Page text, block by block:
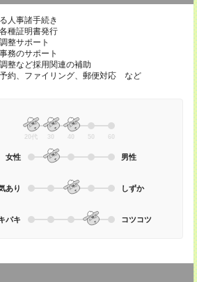
人事諸手続き
種証明書発行
整サポート
務のサポート
整など採用関連の補助
約、ファイリング、郵便対応 など
20代 30 40 50 60
女性 男性
あり しずか
パキ コツコツ